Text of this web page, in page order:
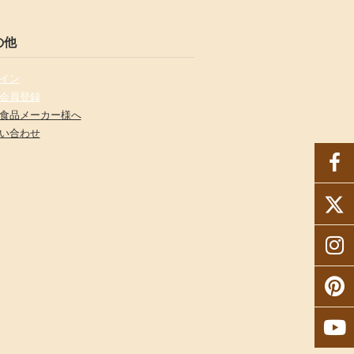
他
ン
員登録
品メーカー様へ
合わせ